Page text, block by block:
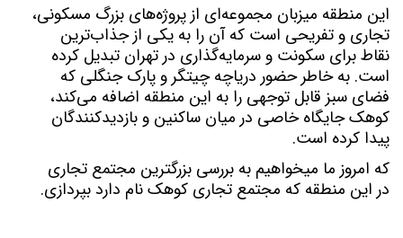
این منطقه میزبان مجموعه‌ای از پروژه‌های بزرگ مسکونی،
تجاری و تفریحی است که آن را به یکی از جذاب‌ترین
نقاط برای سکونت و سرمایه‌گذاری در تهران تبدیل کرده
است. به خاطر حضور دریاچه چیتگر و پارک جنگلی که
فضای سبز قابل توجهی را به این منطقه اضافه می‌کند،
کوهک جایگاه خاصی در میان ساکنین و بازدیدکنندگان
پیدا کرده است.
که امروز ما میخواهیم به بررسی بزرگترین مجتمع تجاری
در این منطقه که مجتمع تجاری کوهک نام دارد بپردازی.